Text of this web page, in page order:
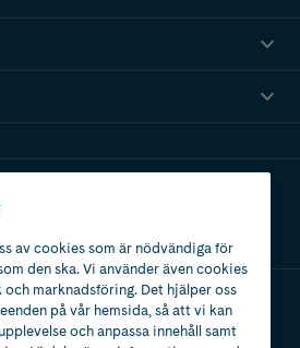
av cookies som är nödvändiga för
den ska. Vi använder även cookies
marknadsföring. Det hjälper oss
på vår hemsida, så att vi kan
och anpassa innehåll samt